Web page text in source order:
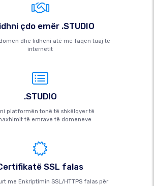
çdo emër .STUDIO
dhe lidheni atë me faqen tuaj të
internetit
.STUDIO
platformën tonë të shkëlqyer të
të emrave të domeneve
SSL falas
me Enkriptimin SSL/HTTPS falas për